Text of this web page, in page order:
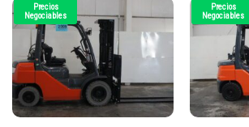
Precios
Negociables
Precios
Negociables